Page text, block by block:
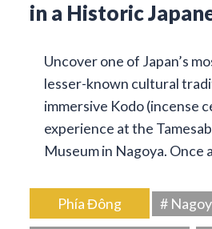
in a Historic
Uncover one of Japan’s
lesser-known cultural
immersive Kodo (incense
experience at the
Museum in Nagoya. Once
Phía Đông #